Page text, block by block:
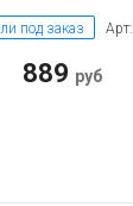
под заказ
889 руб